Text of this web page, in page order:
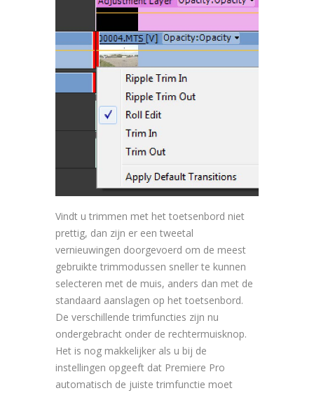
Vindt u trimmen met het toetsenbord niet
prettig, dan zijn er een tweetal
vernieuwingen doorgevoerd om de meest
gebruikte trimmodussen sneller te kunnen
selecteren met de muis, anders dan met de
standaard aanslagen op het toetsenbord.
De verschillende trimfuncties zijn nu
ondergebracht onder de rechtermuisknop.
Het is nog makkelijker als u bij de
instellingen opgeeft dat Premiere Pro
automatisch de juiste trimfunctie moet